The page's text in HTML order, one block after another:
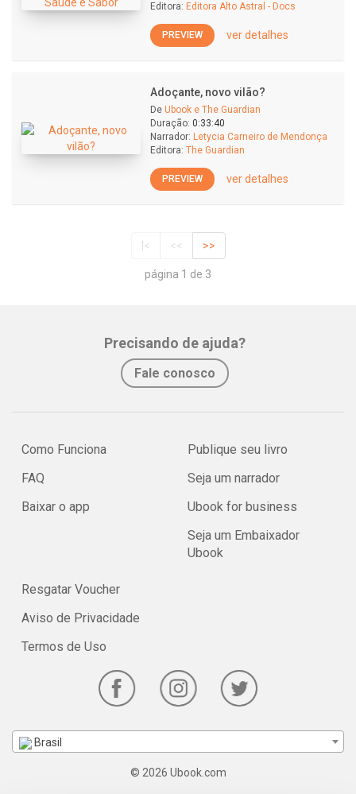
Editora: Editora Alto Astral - Docs
PREVIEW ver detalhes
Adoçante, novo vilão?
De Ubook e The Guardian
Duração: 0:33:40
Narrador: Letycia Carneiro de Mendonça
Editora: The Guardian
PREVIEW ver detalhes
|< << >>
página 1 de 3
Precisando de ajuda?
Fale conosco
Como Funciona
FAQ
Baixar o app
Publique seu livro
Seja um narrador
Ubook for business
Seja um Embaixador
Ubook
Resgatar Voucher
Aviso de Privacidade
Termos de Uso
Brasil
© 2026 Ubook.com